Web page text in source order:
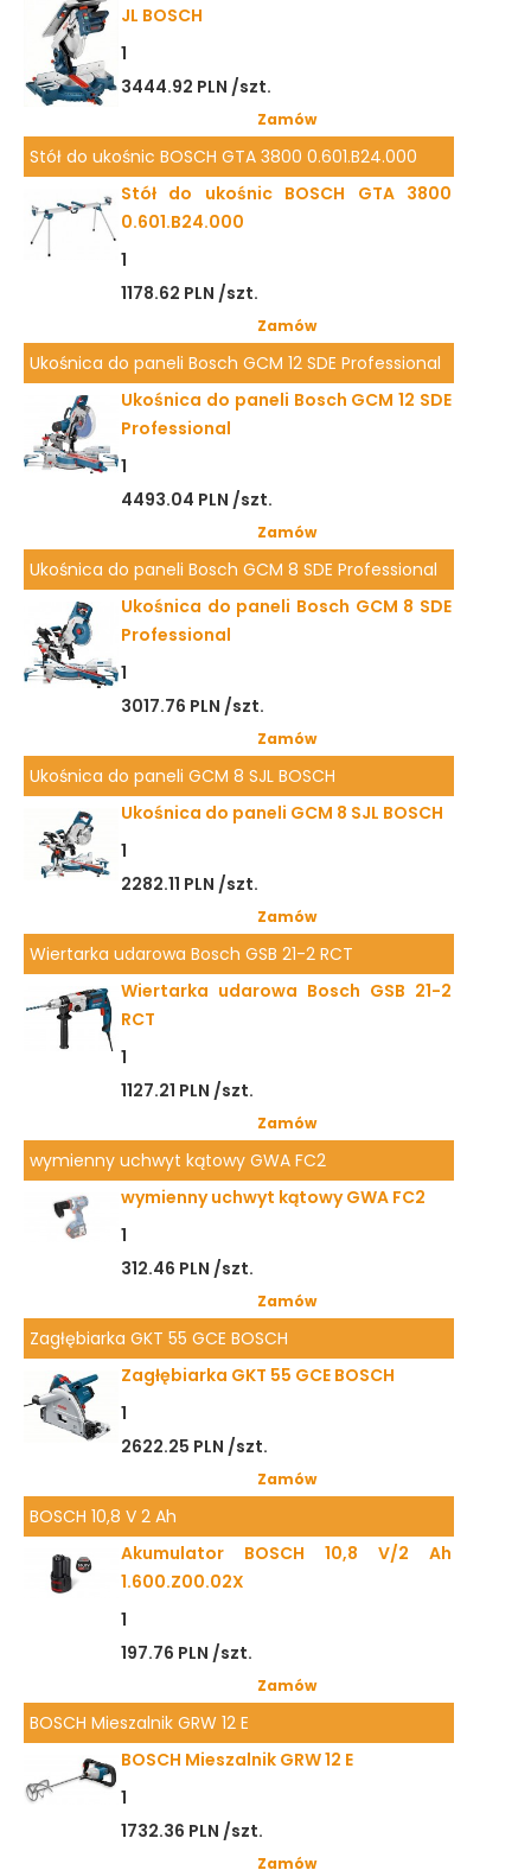
JL BOSCH
1
3444.92 PLN /szt.
Zamów
Stół do ukośnic BOSCH GTA 3800 0.601.B24.000
Stół do ukośnic BOSCH GTA 3800
0.601.B24.000
1
1178.62 PLN /szt.
Zamów
Ukośnica do paneli Bosch GCM 12 SDE Professional
Ukośnica do paneli Bosch GCM 12 SDE
Professional
1
4493.04 PLN /szt.
Zamów
Ukośnica do paneli Bosch GCM 8 SDE Professional
Ukośnica do paneli Bosch GCM 8 SDE
Professional
1
3017.76 PLN /szt.
Zamów
Ukośnica do paneli GCM 8 SJL BOSCH
Ukośnica do paneli GCM 8 SJL BOSCH
1
2282.11 PLN /szt.
Zamów
Wiertarka udarowa Bosch GSB 21-2 RCT
Wiertarka udarowa Bosch GSB 21-2
RCT
1
1127.21 PLN /szt.
Zamów
wymienny uchwyt kątowy GWA FC2
wymienny uchwyt kątowy GWA FC2
1
312.46 PLN /szt.
Zamów
Zagłębiarka GKT 55 GCE BOSCH
Zagłębiarka GKT 55 GCE BOSCH
1
2622.25 PLN /szt.
Zamów
BOSCH 10,8 V 2 Ah
Akumulator BOSCH 10,8 V/2 Ah
1.600.Z00.02X
1
197.76 PLN /szt.
Zamów
BOSCH Mieszalnik GRW 12 E
BOSCH Mieszalnik GRW 12 E
1
1732.36 PLN /szt.
Zamów